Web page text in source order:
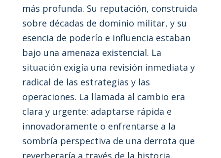
más profunda. Su reputación, construida
sobre décadas de dominio militar, y su
esencia de poderío e influencia estaban
bajo una amenaza existencial. La
situación exigía una revisión inmediata y
radical de las estrategias y las
operaciones. La llamada al cambio era
clara y urgente: adaptarse rápida e
innovadoramente o enfrentarse a la
sombría perspectiva de una derrota que
reverberaría a través de la historia.